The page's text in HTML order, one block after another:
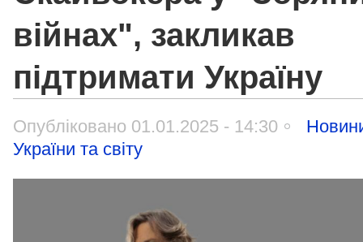
війнах", закликав
підтримати Україну
Опубліковано 01.01.2025 - 14:30
України та світу